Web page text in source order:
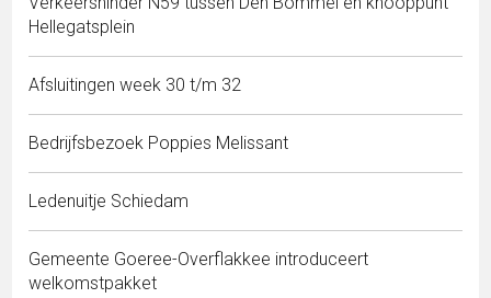
Hellegatsplein
Afsluitingen week 30 t/m 32
Bedrijfsbezoek Poppies Melissant
Ledenuitje Schiedam
Gemeente Goeree-Overflakkee introduceert
welkomstpakket